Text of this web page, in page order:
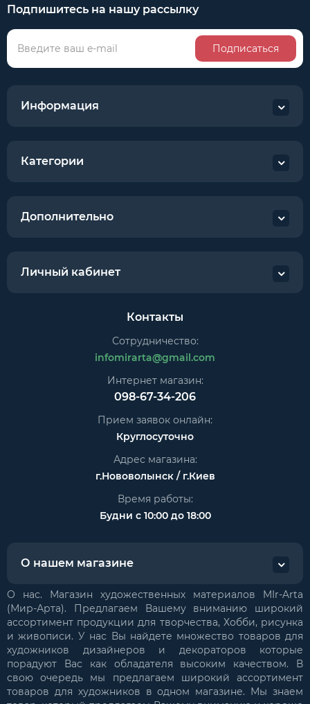
Подпишитесь на нашу рассылку
Подписаться
Информация
Категории
Дополнительно
Личный кабинет
Контакты
Сотрудничество:
infomirarta@gmail.com
Интернет магазин:
098-67-34-206
Прием заявок онлайн:
Круглосуточно
Адрес магазина:
г.Нововолынск / г.Киев
Время работы:
Будни с 10:00 до 18:00
О нашем магазине
О нас. Магазин художественных материалов MIr-Arta
(Мир-Арта). Предлагаем Вашему вниманию широкий
ассортимент продукции для творчества, Хобби, рисунка
и живописи. У нас Вы найдете множество товаров для
художников дизайнеров и декораторов которые
порадуют Вас как обладателя высоким качеством. В
свою очередь мы предлагаем широкий ассортимент
товаров для художников в одном магазине. Мы знаем